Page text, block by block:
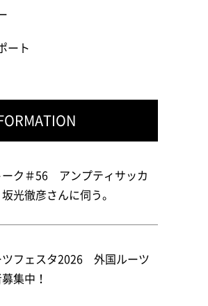
ート
ーク＃56 アンプティサッカ
光徹彦さんに伺う。
ツフェスタ2026 外国ルーツ
集中！